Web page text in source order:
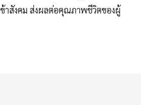
าสังคม ส่งผลต่อคุณภาพชีวิตของผู้